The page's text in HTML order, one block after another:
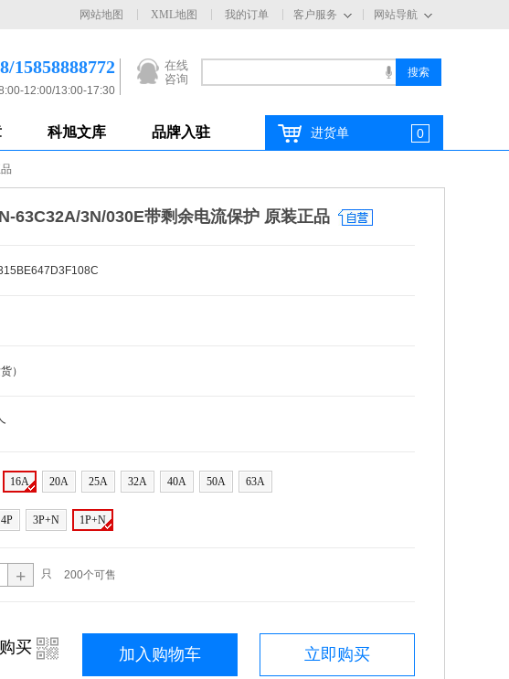
网站导航
客户服务
网站地图 XML地图 我的订单
在线
咨询
12:00/13:00-17:30
科旭文库 品牌入驻 进货单 0
63C32A/3N/030E带剩余电流保护 原装正品
）
16A 20A 25A 32A 40A 50A 63A
4P 3P+N 1P+N
+ 只 200个可售
立即购买
加入购物车
买 i